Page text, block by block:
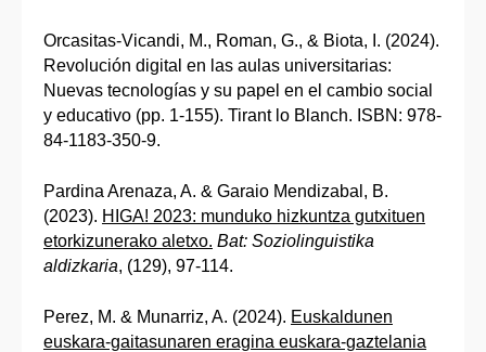
Orcasitas-Vicandi, M., Roman, G., & Biota, I. (2024).
Revolución digital en las aulas universitarias:
Nuevas tecnologías y su papel en el cambio social
y educativo (pp. 1-155). Tirant lo Blanch. ISBN: 978-
84-1183-350-9.
Pardina Arenaza, A. & Garaio Mendizabal, B.
(2023). HIGA! 2023: munduko hizkuntza gutxituen
etorkizunerako aletxo. Bat: Soziolinguistika
aldizkaria, (129), 97-114.
Perez, M. & Munarriz, A. (2024). Euskaldunen
euskara-gaitasunaren eragina euskara-gaztelania